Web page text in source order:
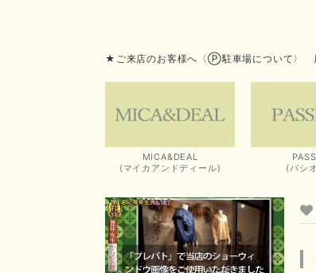
★ご来店のお客様へ〈Ⓟ駐車場について〉
MICA&DEAL
(マイカアンドディール)
(パシ